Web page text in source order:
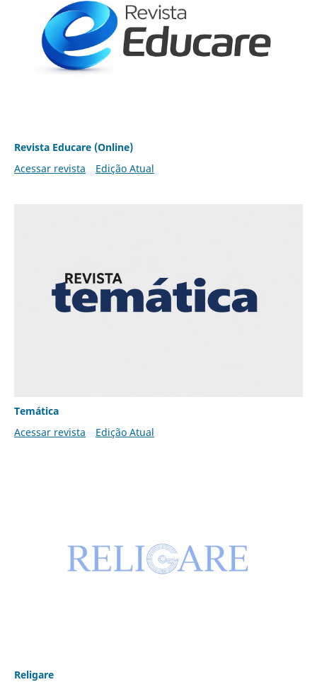
Revista Educare (Online)
Acessar revista
Edição Atual
Temática
Acessar revista
Edição Atual
Religare